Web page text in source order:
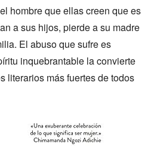
hombre que ellas creen que es
a sus hijos, pierde a su madre
El abuso que sufre es
inquebrantable la convierte
literarios más fuertes de todos